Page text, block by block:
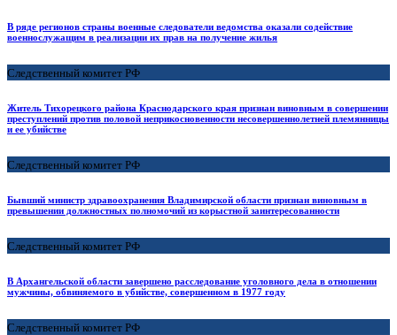
В ряде регионов страны военные следователи ведомства оказали содействие
военнослужащим в реализации их прав на получение жилья
Следственный комитет РФ
Житель Тихорецкого района Краснодарского края признан виновным в совершении
преступлений против половой неприкосновенности несовершеннолетней племянницы
и ее убийстве
Следственный комитет РФ
Бывший министр здравоохранения Владимирской области признан виновным в
превышении должностных полномочий из корыстной заинтересованности
Следственный комитет РФ
В Архангельской области завершено расследование уголовного дела в отношении
мужчины, обвиняемого в убийстве, совершенном в 1977 году
Следственный комитет РФ